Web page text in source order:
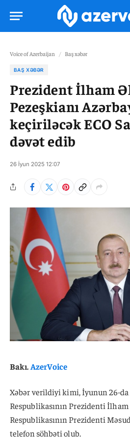
Voice of Azerbaijan / Baş xəbər
BAŞ XƏBƏR
Prezident İlham
Pezeşkianı
keçiriləcək ECO
dəvət edib
26 İyun 2025 12:07
Bakı.AzerVoice
Xəbər verildiyi kimi, İyunun 26-da
Respublikasının Prezidenti
Respublikasının Prezidenti
telefon söhbəti olub.